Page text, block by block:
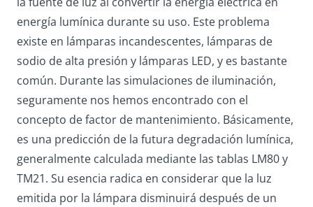
energía lumínica durante su uso. Este problema
existe en lámparas incandescentes, lámparas de
sodio de alta presión y lámparas LED, y es bastante
común. Durante las simulaciones de iluminación,
seguramente nos hemos encontrado con el
concepto de factor de mantenimiento. Básicamente,
es una predicción de la futura degradación lumínica,
generalmente calculada mediante las tablas LM80 y
TM21. Su esencia radica en considerar que la luz
emitida por la lámpara disminuirá después de un